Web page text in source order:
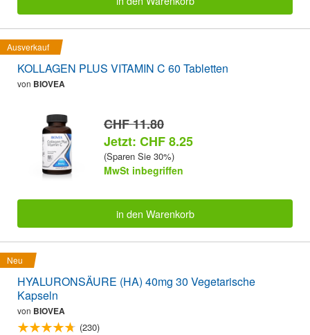
Ausverkauf
KOLLAGEN PLUS VITAMIN C 60 Tabletten
von BIOVEA
CHF 11.80
Jetzt: CHF 8.25
(Sparen Sie 30%)
MwSt inbegriffen
in den Warenkorb
Neu
HYALURONSÄURE (HA) 40mg 30 Vegetarische
Kapseln
von BIOVEA
(230)